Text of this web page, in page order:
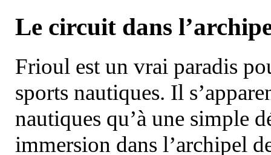
Le circuit dans
Frioul est un vrai paradis
sports nautiques. Il
nautiques qu’à une simple
immersion dans l’archipel